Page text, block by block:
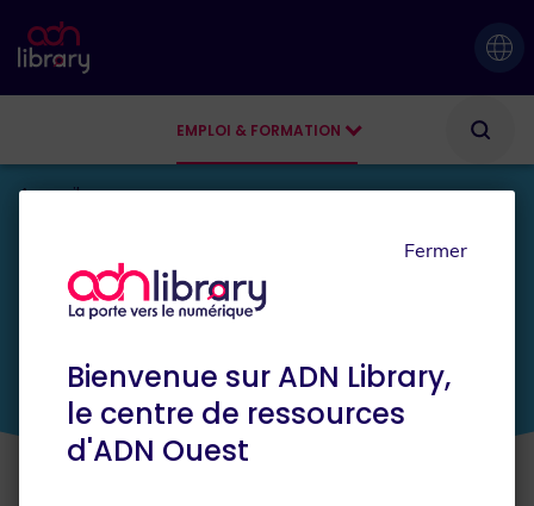
EMPLOI & FORMATION
AGENDA
Accueil
JE SUIS
Fermer
Bienvenue sur ADN Library,
le centre de ressources
d'ADN Ouest